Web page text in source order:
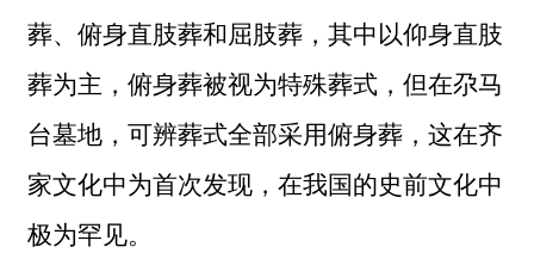
葬、俯身直肢葬和屈肢葬，其中以仰身直肢
葬为主，俯身葬被视为特殊葬式，但在尕马
台墓地，可辨葬式全部采用俯身葬，这在齐
家文化中为首次发现，在我国的史前文化中
极为罕见。